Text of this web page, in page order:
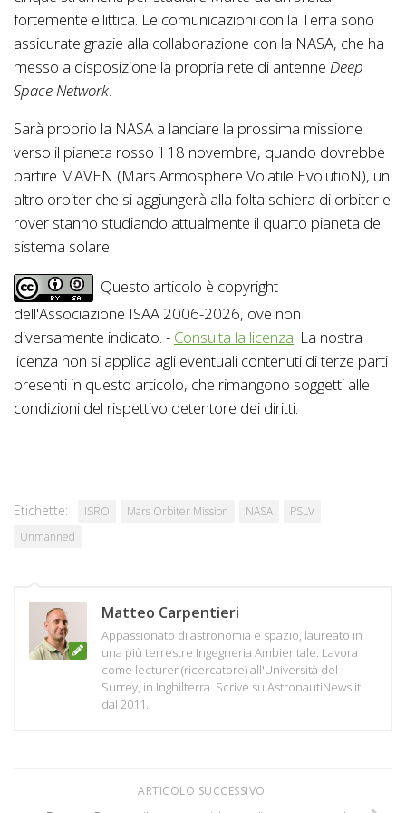
fortemente ellittica. Le comunicazioni con la Terra sono
assicurate grazie alla collaborazione con la NASA, che ha
messo a disposizione la propria rete di antenne Deep
Space Network
Sarà proprio la NASA a lanciare la prossima missione
verso il pianeta rosso il 18 novembre, quando dovrebbe
partire MAVEN (Mars Armosphere Volatile EvolutioN), un
altro orbiter che si aggiungerà alla folta schiera di orbiter e
rover stanno studiando attualmente il quarto pianeta del
sistema solare.
Questo articolo è copyright
dell'Associazione ISAA 2006-2026, ove non
diversamente indicato. - Consulta la licenza. La nostra
licenza non si applica agli eventuali contenuti di terze parti
presenti in questo articolo, che rimangono soggetti alle
condizioni del rispettivo detentore dei diritti.
Etichette: ISRO Mars Orbiter Mission NASA
PSLV
Unmanned
Matteo Carpentieri
Appassionato di astronomia e spazio, laureato in
una più terrestre Ingegneria Ambientale. Lavora
come lecturer (ricercatore) all'Università del
Surrey, in Inghilterra. Scrive su AstronautiNews.it
dal 2011.
ARTICOLO SUCCESSIVO